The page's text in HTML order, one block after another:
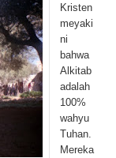
Kristen
meyaki
ni
bahwa
Alkitab
adalah
100%
wahyu
Tuhan.
Mereka